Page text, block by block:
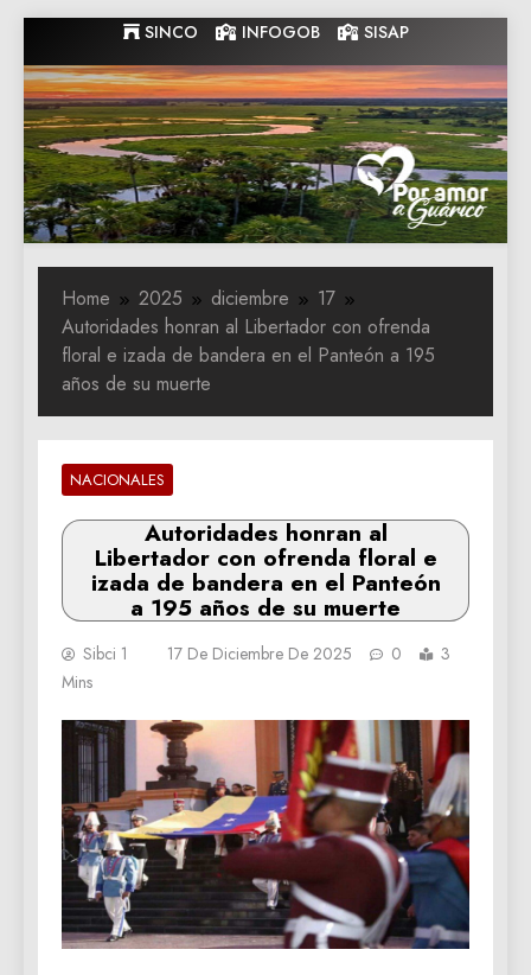
to
content
SINCO INFOGOB SISAP
Gobernacion
de Guarico
Gobernacion de Guarico
Home 2025 diciembre
17
Autoridades honran al Libertador con ofrenda
floral e izada de bandera en el Panteón a 195
años de su muerte
NACIONALES
Autoridades honran al
Libertador con ofrenda floral e
izada de bandera en el Panteón
a 195 años de su muerte
Sibci 1 17 De Diciembre De 2025 0
3
Mins